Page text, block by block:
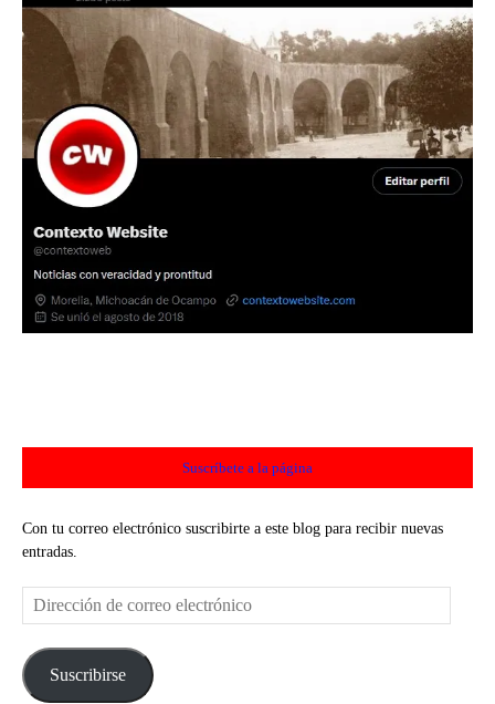
Suscríbete a la página
Con tu correo electrónico suscribirte a este blog para recibir nuevas
entradas.
Dirección
de
electrónicoSuscribirse